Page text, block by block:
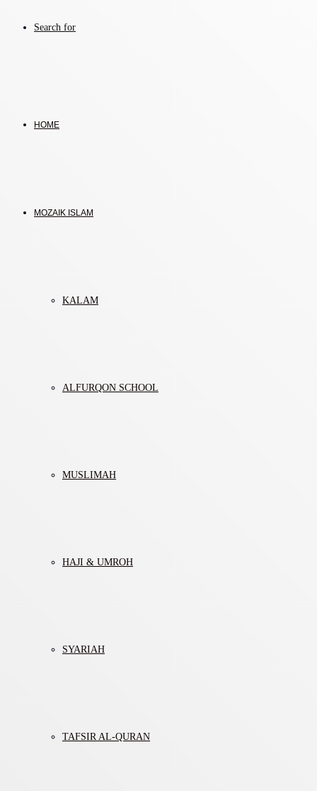
Search for
HOME
MOZAIK ISLAM
KALAM
ALFURQON SCHOOL
MUSLIMAH
HAJI & UMROH
SYARIAH
TAFSIR AL-QURAN